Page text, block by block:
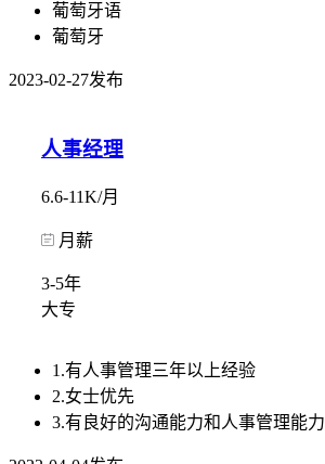
葡萄牙语
葡萄牙
2023-02-27发布
人事经理
6.6-11K/月
月薪
3-5年
大专
1.有人事管理三年以上经验
2.女士优先
3.有良好的沟通能力和人事管理能力